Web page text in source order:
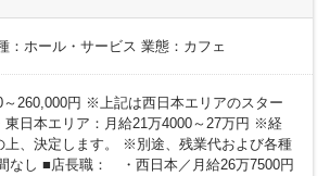
：ホール・サービス 業態：カフェ
260,000円 ※上記は西日本エリアのスター
東日本エリア：月給21万4000～27万円 ※経
上、決定します。 ※別途、残業代および各種
なし ■店長職： ・西日本／月給26万7500円